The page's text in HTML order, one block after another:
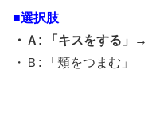
■選択肢
・Ａ: 「キスをする」→
・Ｂ: 「頬をつまむ」